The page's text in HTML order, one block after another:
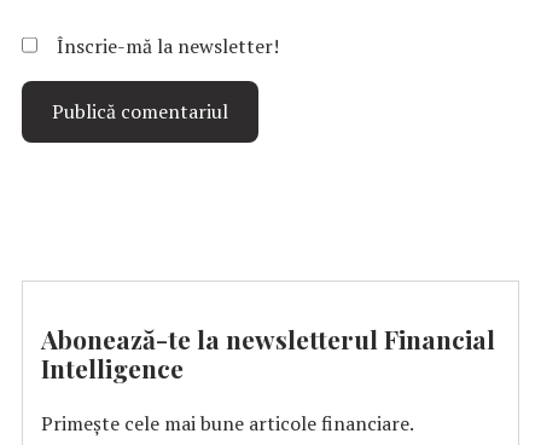
Înscrie-mă la newsletter!
Abonează-te la newsletterul Financial
Intelligence
Primește cele mai bune articole financiare.